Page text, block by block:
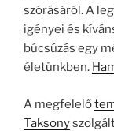
szórásáról. A
igényei és
búcsúzás egy
életünkben.
A megfelelő
Taksony